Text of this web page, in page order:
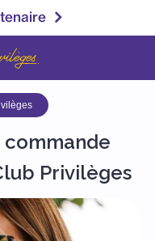
commande
Privilèges